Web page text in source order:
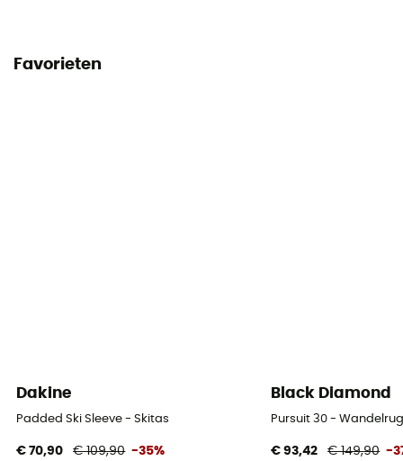
Favorieten
Dakine
Padded Ski Sleeve - Skitas
€ 70,90 € 109,90 -35%
Black Diamond
Pursuit 30 -
€ 93,42 € 149,90 -